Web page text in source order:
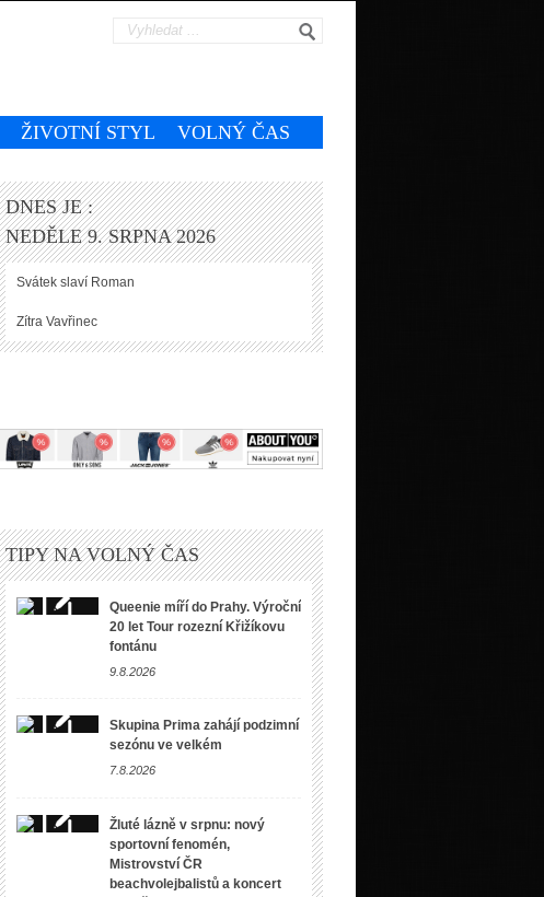
ŽIVOTNÍ STYL VOLNÝ ČAS
DNES JE :
NEDĚLE 9. SRPNA 2026
Svátek slaví Roman
Zítra Vavřinec
TIPY NA VOLNÝ ČAS
Queenie míří do Prahy. Výroční
20 let Tour rozezní Křižíkovu
fontánu
9.8.2026
Skupina Prima zahájí podzimní
sezónu ve velkém
7.8.2026
Žluté lázně v srpnu: nový
sportovní fenomén,
Mistrovství ČR
beachvolejbalistů a koncert